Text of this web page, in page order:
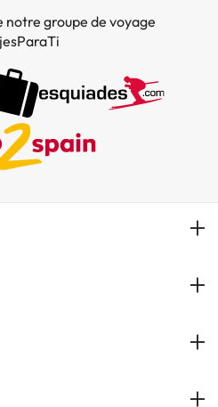
notre groupe de voyage